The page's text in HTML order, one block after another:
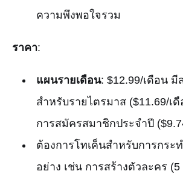
ความพึงพอใจรวม
ราคา:
แผนรายเดือน: $12.99/เดือน มี
สำหรับรายไตรมาส ($11.69/เ
การสมัครสมาชิกประจำปี
ต้องการโทเค็นสำหรับการกระ
อย่าง เช่น การสร้างตัวละคร (5